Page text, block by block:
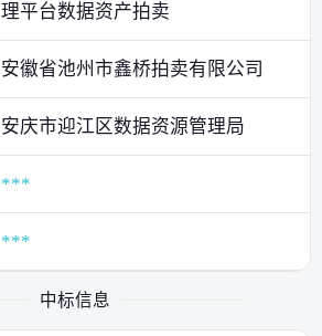
理平台数据资产拍卖
安徽省池州市鑫桥拍卖有限公司
安庆市迎江区数据资源管理局
***
***
中标信息